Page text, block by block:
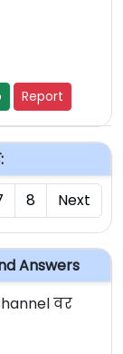
Report
8 Next
Answers
वर